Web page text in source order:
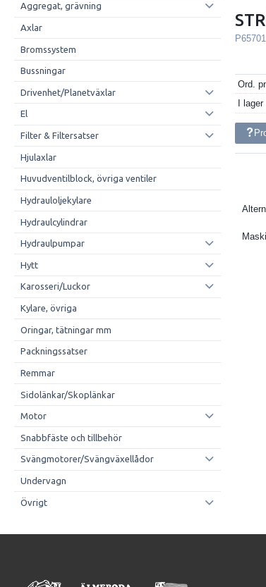
Aggregat, grävning
Axlar
Bromssystem
Bussningar
Drivenhet/Planetväxlar
El
Filter & Filtersatser
Hjulaxlar
Huvudventilblock, övriga ventiler
Hydrauloljekylare
Hydraulcylindrar
Hydraulpumpar
Hytt
Karosseri/Luckor
Kylare, övriga
Oringar, tätningar mm
Packningssatser
Remmar
Sidolänkar/Skoplänkar
Motor
Snabbfäste och tillbehör
Svängmotorer/Svängväxellådor
Undervagn
Övrigt
Ord.
I lager